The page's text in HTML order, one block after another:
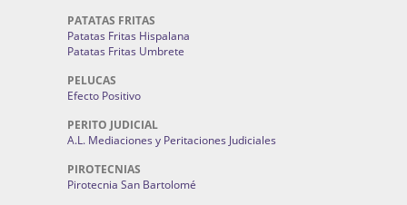
PATATAS FRITAS
Patatas Fritas Hispalana
Patatas Fritas Umbrete
PELUCAS
Efecto Positivo
PERITO JUDICIAL
A.L. Mediaciones y Peritaciones Judiciales
PIROTECNIAS
Pirotecnia San Bartolomé